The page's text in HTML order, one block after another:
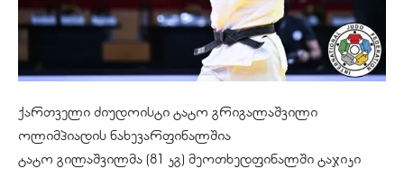
ქართველი ძიუდოისტი ტატო გრიგალაშვილი
ოლიმპიადის ნახევარფინალშია
ტატო გილაშვილმა (81 კგ) მეოთხედფინალში ტაჯიკი